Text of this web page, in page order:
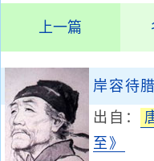
上一篇
岸容待
出自：
至》